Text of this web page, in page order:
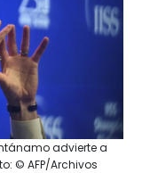
advierte a
© AFP/Archivos